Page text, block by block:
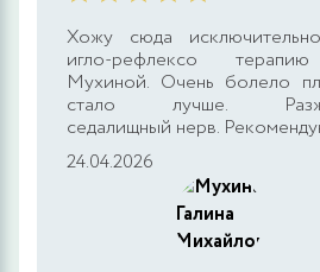
Хожу сюда
игло-рефлексо
Мухиной. Очень болело
стало лучше.
седалищный нерв.
24.04.2026